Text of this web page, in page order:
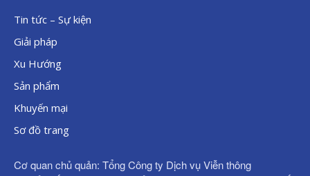
Tin tức – Sự kiện
Giải pháp
Xu Hướng
Sản phẩm
Khuyến mại
Sơ đồ trang
Cơ quan chủ quản: Tổng Công ty Dịch vụ Viễn thông